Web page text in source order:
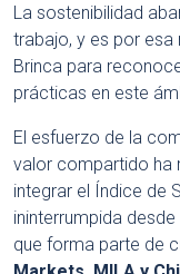
La sostenibilidad
trabajo, y es por
Brinca para
prácticas en este
El esfuerzo de la
valor compartido ha
integrar el Índice de
ininterrumpida
que forma parte de